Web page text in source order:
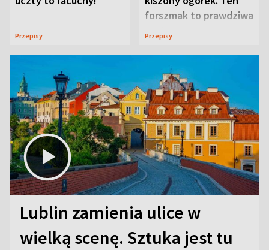
Przepisy
forszmak to prawdziwa
uczta
Przepisy
Lublin zamienia ulice w
wielką scenę. Sztuka jest tu